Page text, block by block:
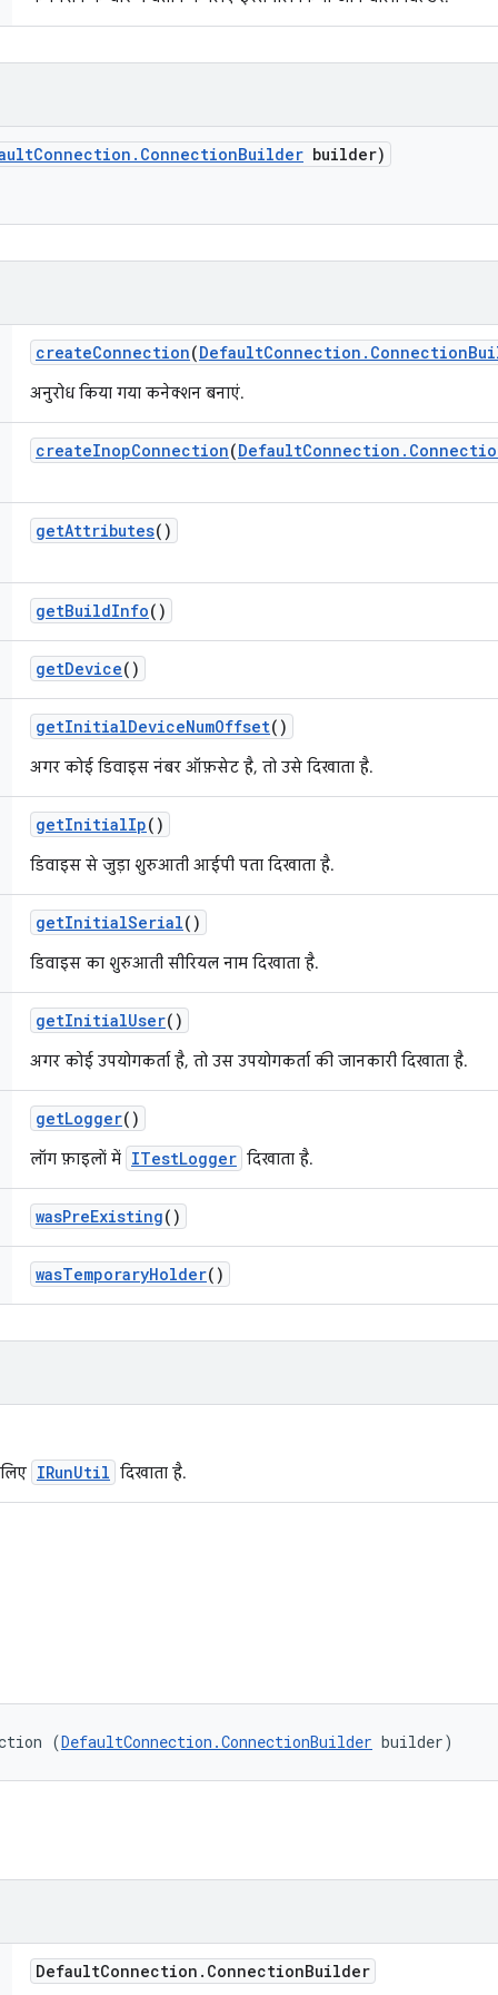
Connection . ConnectionBuilder builder)
createConnection(DefaultConnection . Connection
अनुरोध किया गया कनेक्शन बनाएं.
createInopConnection(DefaultConnection .
getAttributes()
getBuildInfo()
getDevice()
getInitialDeviceNumOffset()
अगर कोई डिवाइस नंबर ऑफ़सेट है, तो उसे दिखाता है.
getInitialIp()
डिवाइस से जुड़ा शुरुआती आईपी पता दिखाता है.
getInitialSerial()
डिवाइस का शुरुआती सीरियल नाम दिखाता है.
getInitialUser()
अगर कोई उपयोगकर्ता है, तो उस उपयोगकर्ता की जानकारी दिखाता है.
getLogger()
लॉग फ़ाइलों में ITestLogger दिखाता है.
wasPreExisting()
wasTemporaryHolder()
IRunUtil दिखाता है.
(DefaultConnection.ConnectionBuilder builder)
DefaultConnection . ConnectionBuilder